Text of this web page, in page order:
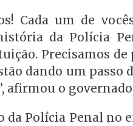
Cada um de
da Polícia
Precisamos
dando um
afirmou o
da Polícia Penal